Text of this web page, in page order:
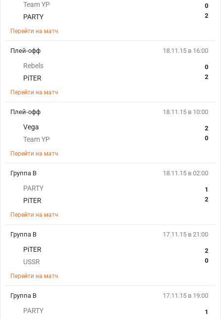
Team YP
PARTY
0
2
Перейти на матч
18.11.15 в 16:00
Rebels
PiTER
0
2
Перейти на матч
Плей-офф
18.11.15 в 10:00
Vega
Team YP
2
0
Перейти на матч
Плей-офф
18.11.15 в 02:00
PARTY
PiTER
1
2
Перейти на матч
Группа В
17.11.15 в 21:00
PiTER
USSR
2
0
Перейти на матч
Группа В
17.11.15 в 19:00
PARTY
1
Группа В